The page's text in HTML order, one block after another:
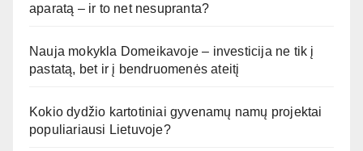
aparatą – ir to net nesupranta?
Nauja mokykla Domeikavoje – investicija ne tik į
pastatą, bet ir į bendruomenės ateitį
Kokio dydžio kartotiniai gyvenamų namų projektai
populiariausi Lietuvoje?